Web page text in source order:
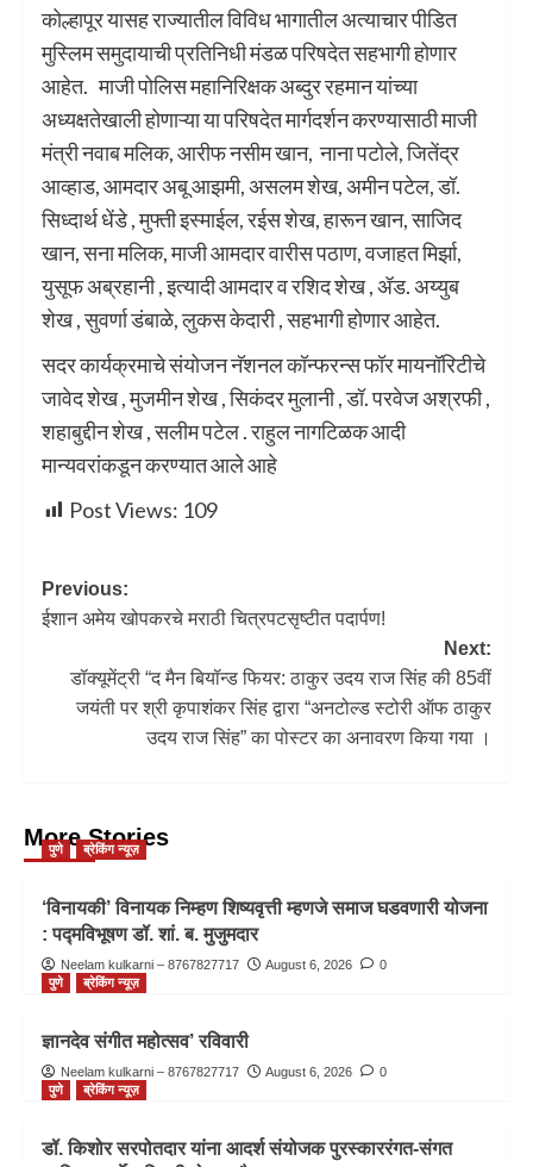
कोल्हापूर यासह राज्यातील विविध भागातील अत्याचार पीडित
मुस्लिम समुदायाची प्रतिनिधी मंडळ परिषदेत सहभागी होणार
आहेत. माजी पोलिस महानिरिक्षक अब्दुर रहमान यांच्या
अध्यक्षतेखाली होणाऱ्या या परिषदेत मार्गदर्शन करण्यासाठी माजी
मंत्री नवाब मलिक, आरीफ नसीम खान, नाना पटोले, जितेंद्र
आव्हाड, आमदार अबू आझमी, असलम शेख, अमीन पटेल, डॉ.
सिध्दार्थ धेंडे , मुफ्ती इस्माईल, रईस शेख, हारून खान, साजिद
खान, सना मलिक, माजी आमदार वारीस पठाण, वजाहत मिर्झा,
युसूफ अब्रहानी , इत्यादी आमदार व रशिद शेख , ॲड. अय्युब
शेख , सुवर्णा डंबाळे, लुकस केदारी , सहभागी होणार आहेत.
सदर कार्यक्रमाचे संयोजन नॅशनल कॉन्फरन्स फॉर मायनॉरिटीचे
जावेद शेख , मुजमीन शेख , सिकंदर मुलानी , डॉ. परवेज अश्रफी ,
शहाबुद्दीन शेख , सलीम पटेल . राहुल नागटिळक आदी
मान्यवरांकडून करण्यात आले आहे
Post Views: 109
Previous:
ईशान अमेय खोपकरचे मराठी चित्रपटसृष्टीत पदार्पण!
Next:
डॉक्यूमेंट्री “द मैन बियॉन्ड फियर: ठाकुर उदय राज सिंह की 85वीं
जयंती पर श्री कृपाशंकर सिंह द्वारा “अनटोल्ड स्टोरी ऑफ ठाकुर
उदय राज सिंह” का पोस्टर का अनावरण किया गया ।
More Stories
पुणे ब्रेकिंग न्यूज़
‘विनायकी’ विनायक निम्हण शिष्यवृत्ती म्हणजे समाज घडवणारी योजना
: पद्मविभूषण डॉ. शां. ब. मुजुमदार
Neelam kulkarni – 8767827717 August 6, 2026
0
पुणे
ब्रेकिंग न्यूज़
ज्ञानदेव संगीत महोत्सव’ रविवारी
Neelam kulkarni – 8767827717 August 6, 2026
0
पुणे
ब्रेकिंग न्यूज़
डॉ. किशोर सरपोतदार यांना आदर्श संयोजक पुरस्काररंगत-संगत